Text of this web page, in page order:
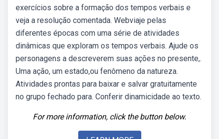
exercícios sobre a formação dos tempos verbais e
veja a resolução comentada. Webviaje pelas
diferentes épocas com uma série de atividades
dinâmicas que exploram os tempos verbais. Ajude os
personagens a descreverem suas ações no presente,.
Uma ação, um estado,ou fenômeno da natureza.
Atividades prontas para baixar e salvar gratuitamente
no grupo fechado para. Conferir dinamicidade ao texto.
For more information, click the button below.